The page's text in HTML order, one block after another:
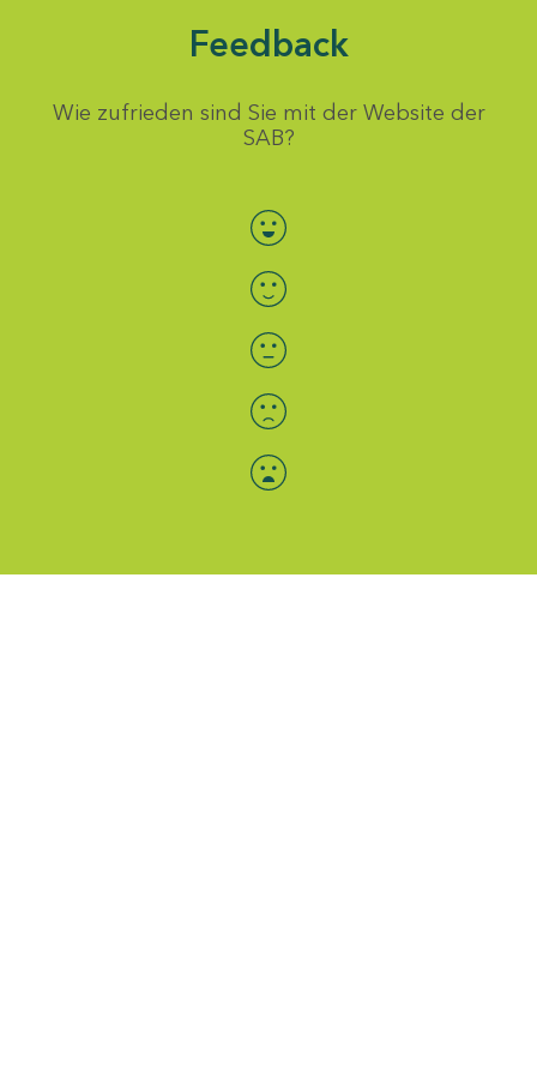
Feedback
Wie zufrieden sind Sie mit der Website der
SAB?
Bewertung auswählen